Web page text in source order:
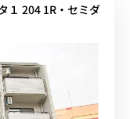
１ 204 1R・セミダ